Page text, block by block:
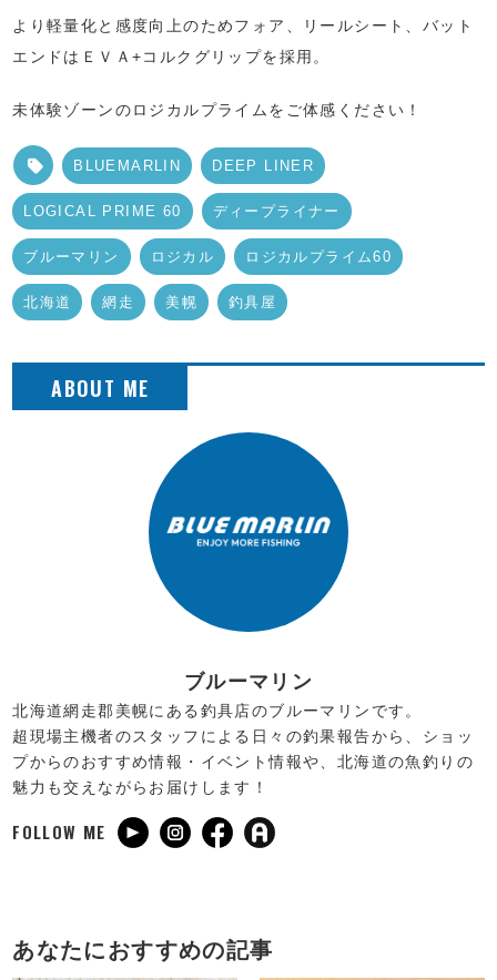
より軽量化と感度向上のためフォア、リールシート、バット
エンドはＥＶＡ+コルクグリップを採用。
未体験ゾーンのロジカルプライムをご体感ください！
BLUEMARLIN DEEP LINER
LOGICAL PRIME 60 ディープライナー
ブルーマリン ロジカル ロジカルプライム60
北海道 網走 美幌 釣具屋
ブルーマリン
北海道網走郡美幌にある釣具店のブルーマリンです。
超現場主機者のスタッフによる日々の釣果報告から、ショッ
プからのおすすめ情報・イベント情報や、北海道の魚釣りの
魅力も交えながらお届けします！
FOLLOW ME
あなたにおすすめの記事